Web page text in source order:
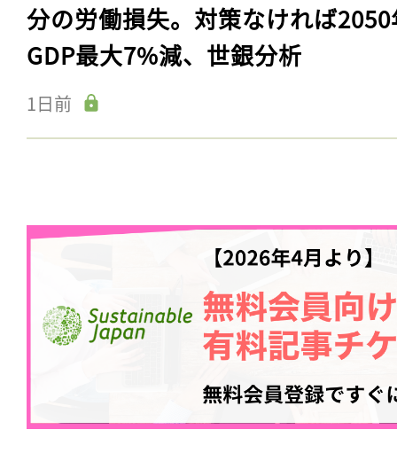
分の労働損失。対策なければ
GDP最大7%減、世銀分析
1日前